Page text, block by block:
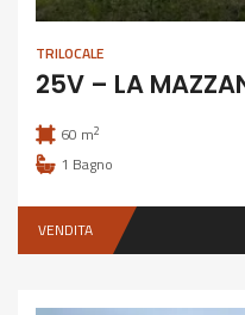
TRILOCALE
60 m2
1 Bagno
VENDITA